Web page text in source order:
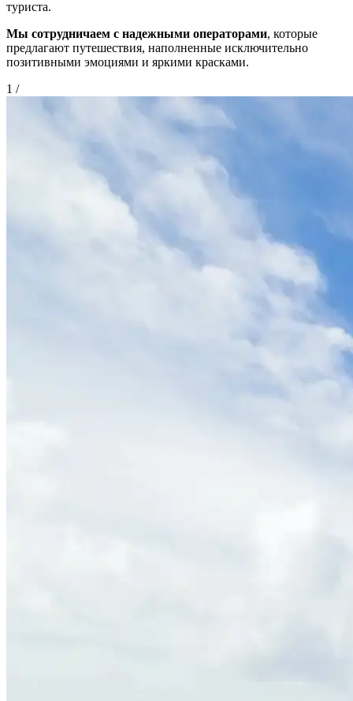
туриста.
Мы сотрудничаем с надежными операторами, которые
предлагают путешествия, наполненные исключительно
позитивными эмоциями и яркими красками.
1 /